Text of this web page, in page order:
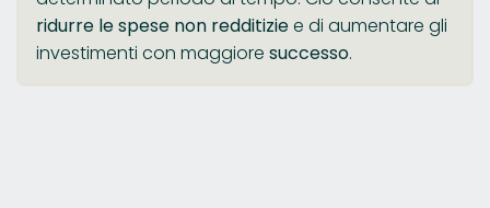
ridurre le spese non redditiziee di aumentare gli
investimenti con maggiore successo.